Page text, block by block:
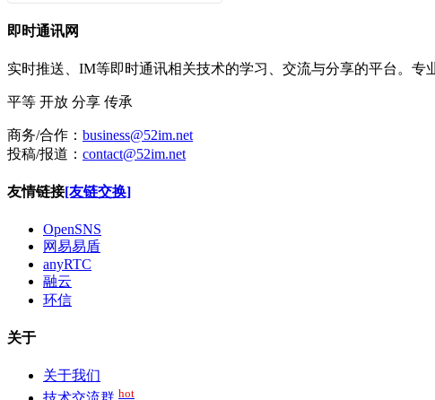
即时通讯网
实时推送、IM等即时通讯相关技术的学习、交流与分享的平台。专
平等 开放 分享 传承
商务/合作： business@52im.net
投稿/报道： contact@52im.net
友情链接[友链交换]
OpenSNS
网易易盾
anyRTC
融云
环信
关于
关于我们
hot